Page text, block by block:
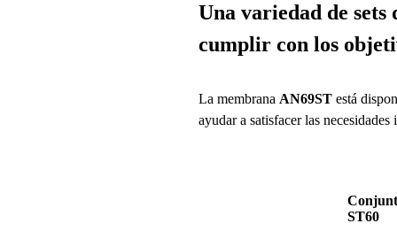
Una variedad de
cumplir con los
La membrana AN69ST está
ayudar a satisfacer las
ST60